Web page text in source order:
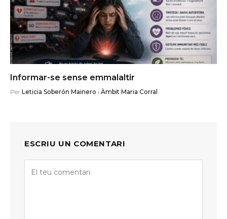
Informar-se sense emmalaltir
Per Leticia Soberón Mainero i Àmbit Maria Corral
ESCRIU UN COMENTARI